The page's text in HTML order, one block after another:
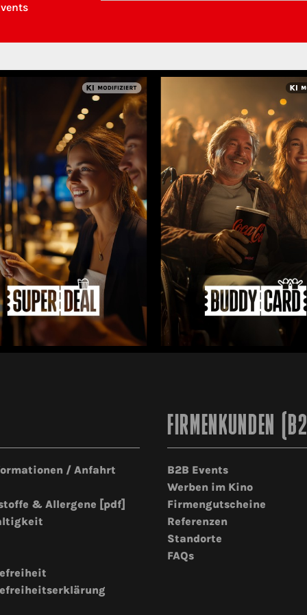
/ Anfahrt
& Allergene [pdf]
FIRMENKUNDEN
B2B Events
Werben im Kino
Firmengutscheine
Referenzen
Standorte
FAQs